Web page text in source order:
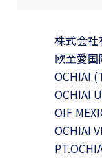
株式会社
欧至愛国
OCHIAI
OCHIAI
OIF
OCHIAI